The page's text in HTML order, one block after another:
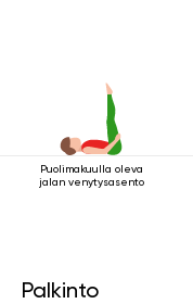
Puolimakuulla oleva
jalan venytysasento
Palkinto